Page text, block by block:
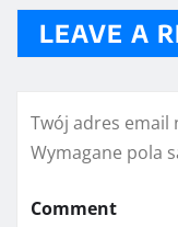
LEAVE A
Twój adres email
Wymagane pola
Comment